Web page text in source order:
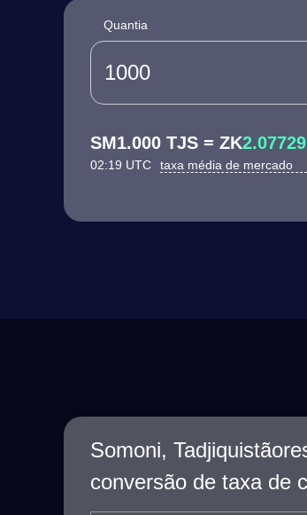
Quantia
SM1.000 TJS = ZK2.07729
02:19 UTC taxa média de mercado
Somoni,
conversão de taxa de